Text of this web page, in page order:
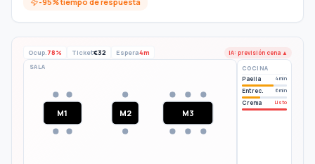
Ocup.78% Ticket€32 Espera4m
IA: previsión cena ▲
SALA
M1 M2 M3
COCINA
Paella
4 min
Entrec. 6 min
Crema Listo